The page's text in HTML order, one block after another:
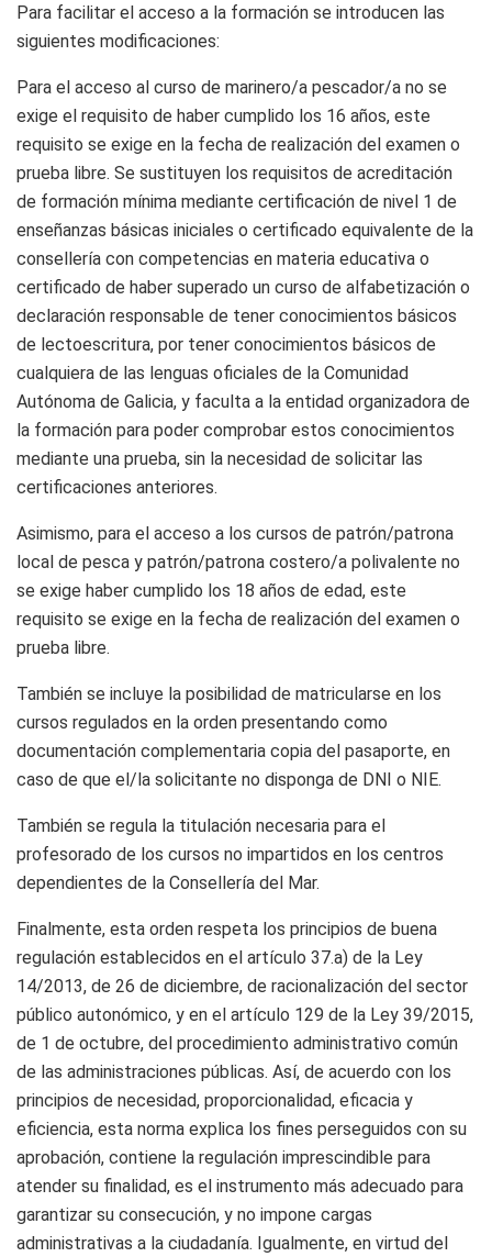
Para facilitar el acceso a la formación se introducen las
siguientes modificaciones:
Para el acceso al curso de marinero/a pescador/a no se
exige el requisito de haber cumplido los 16 años, este
requisito se exige en la fecha de realización del examen o
prueba libre. Se sustituyen los requisitos de acreditación
de formación mínima mediante certificación de nivel 1 de
enseñanzas básicas iniciales o certificado equivalente de la
consellería con competencias en materia educativa o
certificado de haber superado un curso de alfabetización o
declaración responsable de tener conocimientos básicos
de lectoescritura, por tener conocimientos básicos de
cualquiera de las lenguas oficiales de la Comunidad
Autónoma de Galicia, y faculta a la entidad organizadora de
la formación para poder comprobar estos conocimientos
mediante una prueba, sin la necesidad de solicitar las
certificaciones anteriores.
Asimismo, para el acceso a los cursos de patrón/patrona
local de pesca y patrón/patrona costero/a polivalente no
se exige haber cumplido los 18 años de edad, este
requisito se exige en la fecha de realización del examen o
prueba libre.
También se incluye la posibilidad de matricularse en los
cursos regulados en la orden presentando como
documentación complementaria copia del pasaporte, en
caso de que el/la solicitante no disponga de DNI o NIE.
También se regula la titulación necesaria para el
profesorado de los cursos no impartidos en los centros
dependientes de la Consellería del Mar.
Finalmente, esta orden respeta los principios de buena
regulación establecidos en el artículo 37.a) de la Ley
14/2013, de 26 de diciembre, de racionalización del sector
público autonómico, y en el artículo 129 de la Ley 39/2015,
de 1 de octubre, del procedimiento administrativo común
de las administraciones públicas. Así, de acuerdo con los
principios de necesidad, proporcionalidad, eficacia y
eficiencia, esta norma explica los fines perseguidos con su
aprobación, contiene la regulación imprescindible para
atender su finalidad, es el instrumento más adecuado para
garantizar su consecución, y no impone cargas
administrativas a la ciudadanía. Igualmente, en virtud del